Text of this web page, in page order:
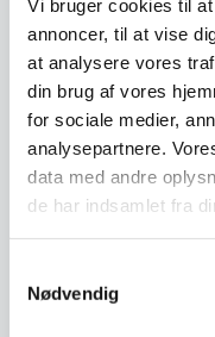
Vi bruger cookies til
annoncer, til at vise
at analysere vores
din brug af vores
for sociale medier,
analysepartnere.
data med andre
de har indsamlet fra
Nødvendig
Byggeklodser i
farvet kork til alle
Disse byggeklodser i
farvet kork introducer
til…
449,00 DKK
Den
oprindelige
pris
290,00DKK
Den
290,00 DKK.